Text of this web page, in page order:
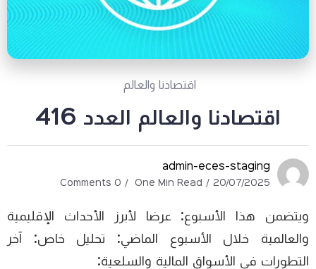
اقتصادنا والعالم
اقتصادنا والعالم العدد 416
admin-eces-staging
20/07/2025
One Min Read
0 Comments
ويتضمن هذا الأسبوع: عرضا لأبرز الأحداث الإقليمية
والعالمية خلال الأسبوع الماضي: تحليل خاص: آخر
التطورات في الأسواق المالية والسلعية: